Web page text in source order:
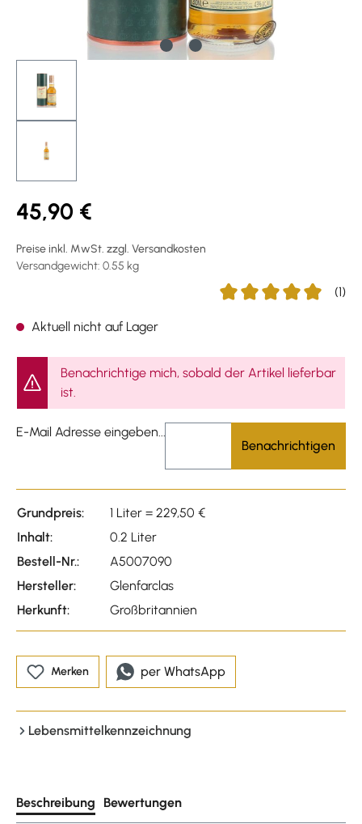
45,90 €
Preise inkl. MwSt. zzgl. Versandkosten
Versandgewicht: 0.55 kg
(1)
Aktuell nicht auf Lager
Benachrichtige mich, sobald der Artikel lieferbar
ist.
E-Mail Adresse eingeben...
Benachrichtigen
Grundpreis:
1 Liter = 229,50 €
Inhalt:
0.2 Liter
Bestell-Nr.:
A5007090
Hersteller:
Glenfarclas
Herkunft:
Großbritannien
Merken per WhatsApp
Lebensmittelkennzeichnung
Beschreibung Bewertungen